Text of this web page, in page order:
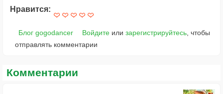
Нравится:
Блог gogodancer Войдитеили зарегистрируйтесь, чтобы
отправлять комментарии
Комментарии